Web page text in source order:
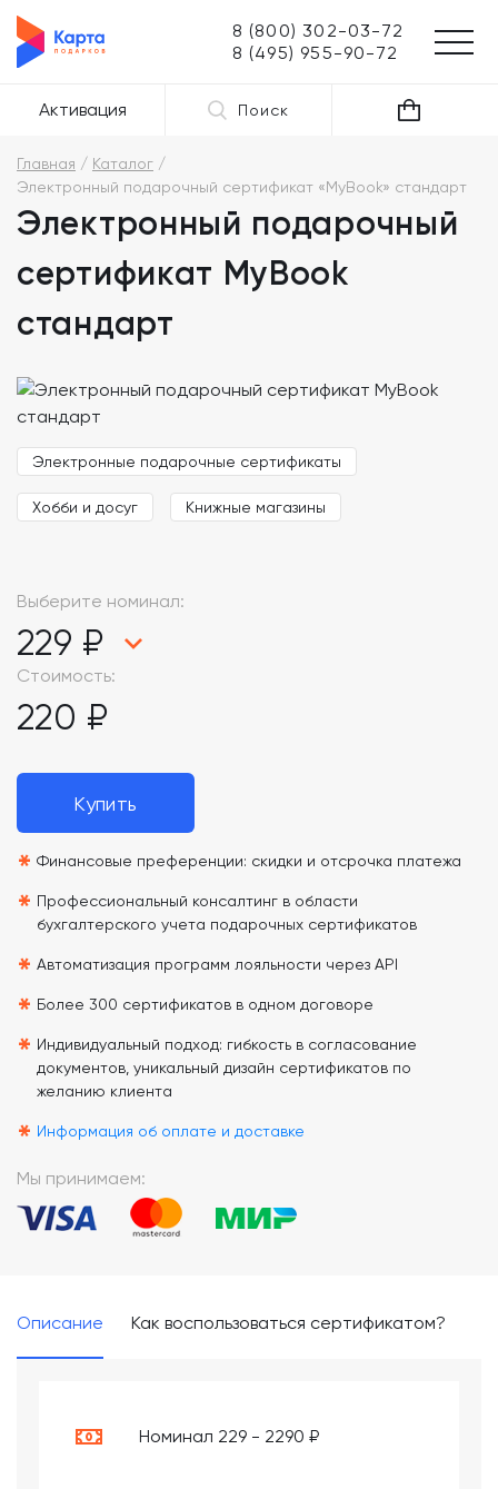
8 (800) 302-03-72
8 (495) 955-90-72
Активация Поиск
Главная
Каталог
Электронный подарочный сертификат «MyBook» стандарт
Электронный подарочный
сертификат MyBook
стандарт
Электронные подарочные сертификаты
Хобби и досуг Книжные магазины
Выберите номинал:
229 ₽
Стоимость:
220 ₽
Купить
* Финансовые преференции: скидки и отсрочка платежа
* Профессиональный консалтинг в области
бухгалтерского учета подарочных сертификатов
* Автоматизация программ лояльности через API
* Более 300 сертификатов в одном договоре
* Индивидуальный подход: гибкость в согласование
документов, уникальный дизайн сертификатов по
желанию клиента
* Информация об оплате и доставке
Мы принимаем:
Описание Как воспользоваться сертификатом?
Номинал 229 - 2290 ₽